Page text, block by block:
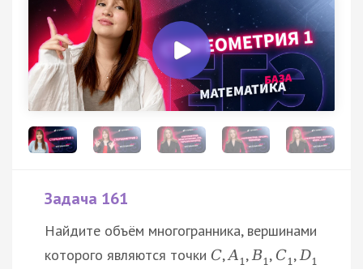
Задача 161
Найдите объём многогранника, вершинами
которого являются точки C,A1,B1, C1,D1